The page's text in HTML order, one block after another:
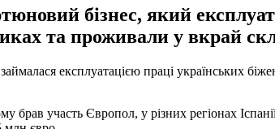
бізнес, який
та проживали у вкрай
експлуатацією праці українських
брав участь Європол, у різних регіонах